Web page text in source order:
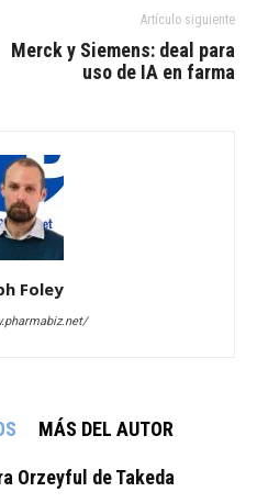
Artículo siguiente
Merck y Siemens: deal para
uso de IA en farma
Foley
MÁS DEL AUTOR
Orzeyful de Takeda